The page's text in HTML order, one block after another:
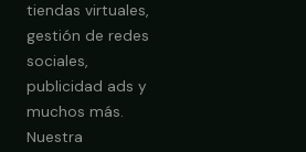
tiendas virtuales,
gestión de redes
sociales,
publicidad ads y
muchos más.
Nuestra